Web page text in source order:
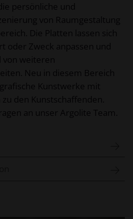
persönliche und
von Raumgestaltung
Die Platten lassen sich
oder Zweck anpassen und
von weiteren
Neu in diesem Bereich
Kunstwerke mit
den Kunstschaffenden.
an unser Argolite Team.